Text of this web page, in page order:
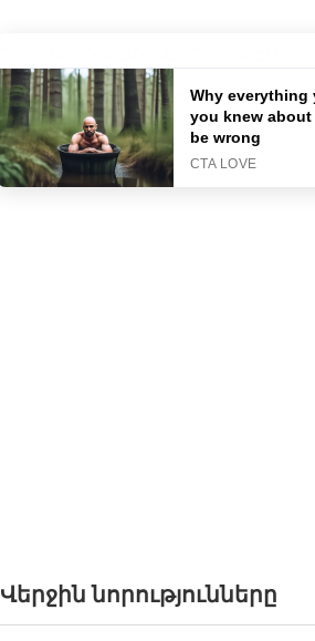
ՀԵՏԱՔՐՔԻՐ ՊԱՏՄՈՒԹՅՈՒՆՆԵՐ
Վերջին նորությունները